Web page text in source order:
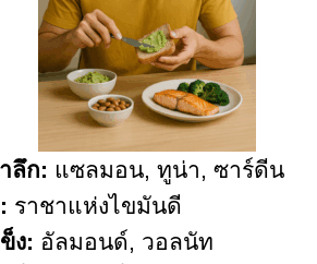
ลึก: แซลมอน, ทูน่า, ซาร์ดีน
ราชาแห่งไขมันดี
ง: อัลมอนด์, วอลนัท